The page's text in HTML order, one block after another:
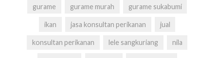
gurame gurame murah gurame sukabumi
ikan jasa konsultan perikanan jual
konsultan perikanan lele sangkuriang nila